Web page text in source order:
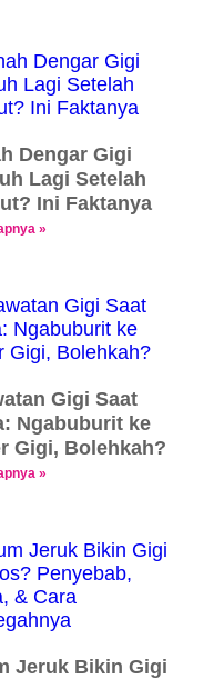
Dengar Gigi
Lagi Setelah
Ini Faktanya
»
Gigi Saat
Ngabuburit ke
Gigi, Bolehkah?
»
Jeruk Bikin Gigi